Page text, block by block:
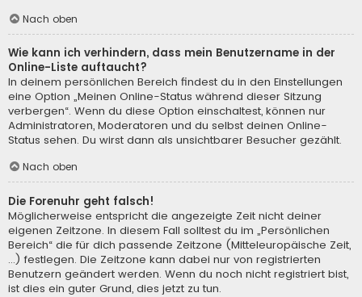
Nach oben
Wie kann ich verhindern, dass mein Benutzername in der
Online-Liste auftaucht?
In deinem persönlichen Bereich findest du in den Einstellungen
eine Option „Meinen Online-Status während dieser Sitzung
verbergen“. Wenn du diese Option einschaltest, können nur
Administratoren, Moderatoren und du selbst deinen Online-
Status sehen. Du wirst dann als unsichtbarer Besucher gezählt.
Nach oben
Die Forenuhr geht falsch!
Möglicherweise entspricht die angezeigte Zeit nicht deiner
eigenen Zeitzone. In diesem Fall solltest du im „Persönlichen
Bereich“ die für dich passende Zeitzone (Mitteleuropäische Zeit,
...) festlegen. Die Zeitzone kann dabei nur von registrierten
Benutzern geändert werden. Wenn du noch nicht registriert bist,
ist dies ein guter Grund, dies jetzt zu tun.